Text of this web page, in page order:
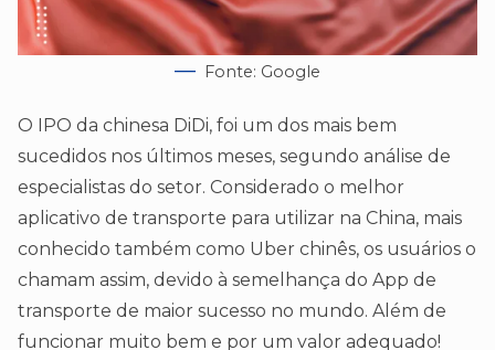
Fonte: Google
O IPO da chinesa DiDi, foi um dos mais bem
sucedidos nos últimos meses, segundo análise de
especialistas do setor. Considerado o melhor
aplicativo de transporte para utilizar na China, mais
conhecido também como Uber chinês, os usuários o
chamam assim, devido à semelhança do App de
transporte de maior sucesso no mundo. Além de
funcionar muito bem e por um valor adequado!